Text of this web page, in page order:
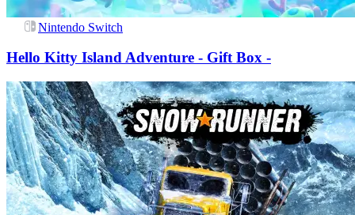
Nintendo Switch
Hello Kitty Island Adventure - Gift Box -